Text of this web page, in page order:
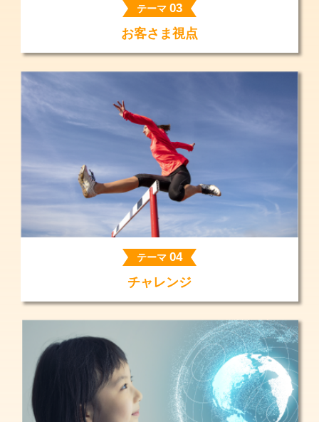
テーマ 03
お客さま視点
テーマ 04
チャレンジ